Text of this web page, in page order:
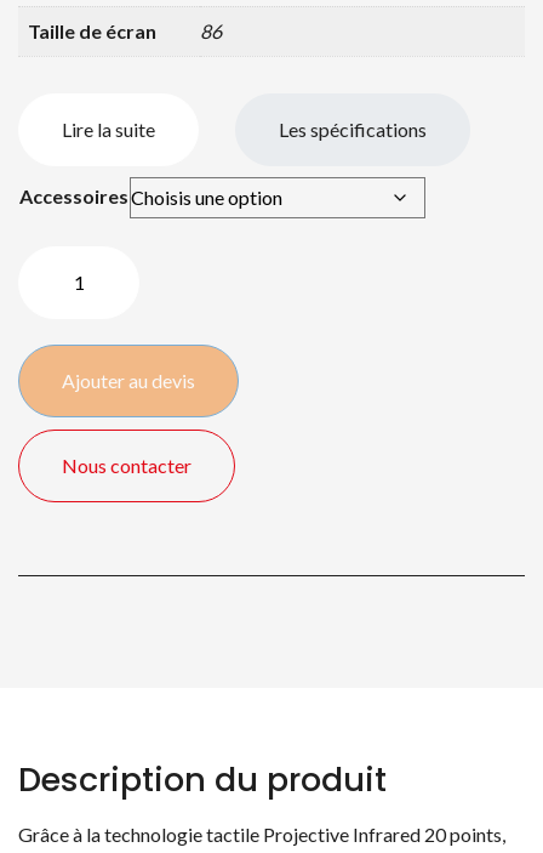
Taille de écran 86
Lire la suite Les spécifications
Accessoires
Prolite
TE8602MIS-
B1AG
-
86"/
Ajouter au devis
Nous contacter
Description du produit
Grâce à la technologie tactile Projective Infrared 20 points,